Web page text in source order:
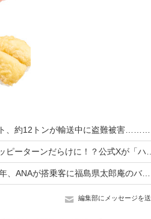
震災から15年、ANAが搭乗客に福島県太郎庵のバターサブレを配布
編集部にメッセージを